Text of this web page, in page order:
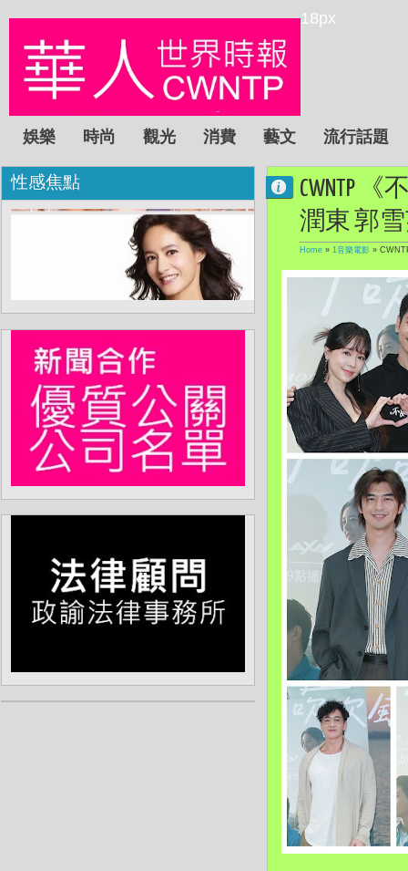
18px
娛樂 時尚 觀光 消費 藝文 流行話題
CWNTP
潤東 郭
Home » 1音樂電影 »
性感焦點